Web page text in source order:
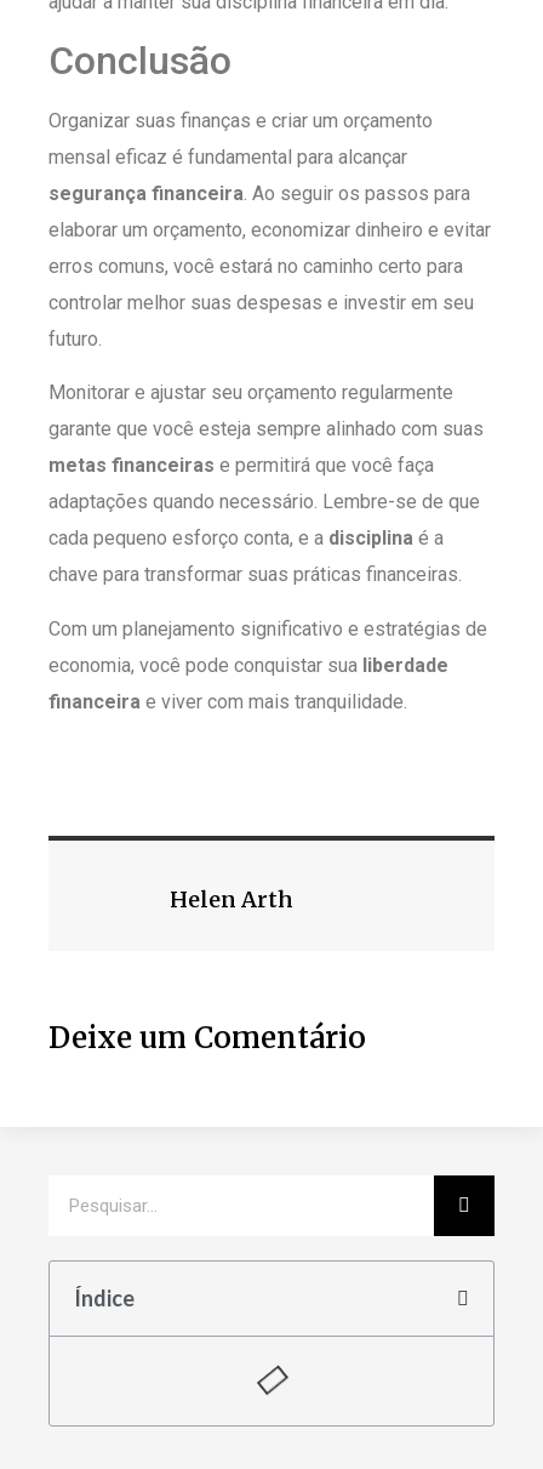
Conclusão
Organizar suas finanças e criar um orçamento
mensal eficaz é fundamental para alcançar
segurança financeira. Ao seguir os passos para
elaborar um orçamento, economizar dinheiro e evitar
erros comuns, você estará no caminho certo para
controlar melhor suas despesas e investir em seu
futuro.
Monitorar e ajustar seu orçamento regularmente
garante que você esteja sempre alinhado com suas
metas financeiras e permitirá que você faça
adaptações quando necessário. Lembre-se de que
cada pequeno esforço conta, e a disciplina é a
chave para transformar suas práticas financeiras.
Com um planejamento significativo e estratégias de
economia, você pode conquistar sua liberdade
financeira e viver com mais tranquilidade.
Helen Arth
Deixe um Comentário
Índice